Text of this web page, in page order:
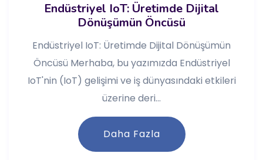
Endüstriyel IoT: Üretimde Dijital
Dönüşümün Öncüsü
Endüstriyel IoT: Üretimde Dijital Dönüşümün
Öncüsü Merhaba, bu yazımızda Endüstriyel
IoT'nin (IoT) gelişimi ve iş dünyasındaki etkileri
üzerine deri...
Daha Fazla